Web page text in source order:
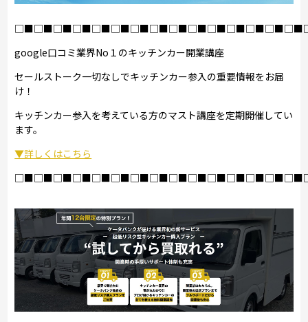
google口コミ業界No１のキッチンカー開業講座
セールストーク一切なしでキッチンカー参入の重要情報をお届
け！
キッチンカー参入を考えている方のマスト講座を定期開催してい
ます。
▼詳しくはこちら